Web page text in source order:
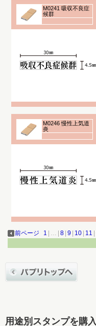
M0241 吸収不良症
候群
M0246 慢性上気道
炎
前ページ 1 … 8 9 10 11
用途別スタンプを購